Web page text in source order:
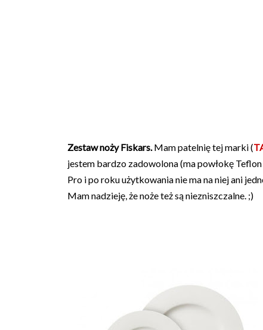
Zestaw noży Fiskars.Mam patelnię tej marki (
jestem bardzo zadowolona (ma powłokę
Pro i po roku użytkowania nie ma na niej ani
Mam nadzieję, że noże też są niezniszczalne. ;)